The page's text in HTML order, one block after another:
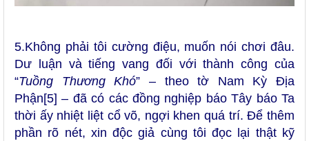
5.Không phải tôi cường điệu, muốn nói chơi đâu.
Dư luận và tiếng vang đối với thành công của
“Tuồng Thương Khó” – theo tờ Nam Kỳ Địa
Phận[5] – đã có các đồng nghiệp báo Tây báo Ta
thời ấy nhiệt liệt cổ võ, ngợi khen quá trí. Để thêm
phần rõ nét, xin độc giả cùng tôi đọc lại thật kỹ